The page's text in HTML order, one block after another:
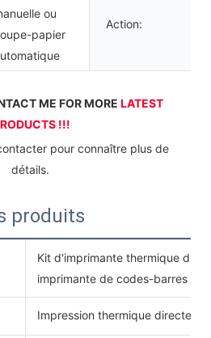
ou
papier
Action:
ME FOR MORE LATEST
!!!
détails.
produits
Kit d'imprimante thermique
imprimante de codes-barres de
Impression thermique directe